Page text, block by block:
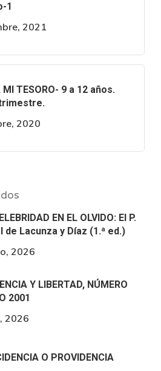
1
2021
MI TESORO- 9 a 12 años.
2020
EN EL OLVIDO: El P.
de Lacunza y Díaz (1.ª ed.)
2026
Y LIBERTAD, NÚMERO
2001
2026
O PROVIDENCIA